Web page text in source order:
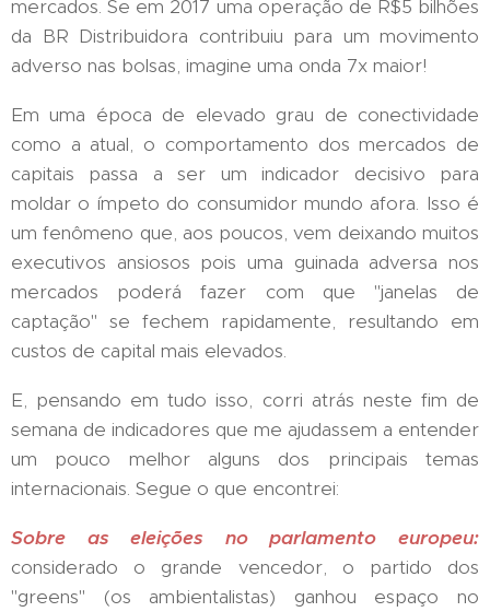
mercados. Se em 2017 uma operação de R$5 bilhões
da BR Distribuidora contribuiu para um movimento
adverso nas bolsas, imagine uma onda 7x maior!
Em uma época de elevado grau de conectividade
como a atual, o comportamento dos mercados de
capitais passa a ser um indicador decisivo para
moldar o ímpeto do consumidor mundo afora. Isso é
um fenômeno que, aos poucos, vem deixando muitos
executivos ansiosos pois uma guinada adversa nos
mercados poderá fazer com que "janelas de
captação" se fechem rapidamente, resultando em
custos de capital mais elevados.
E, pensando em tudo isso, corri atrás neste fim de
semana de indicadores que me ajudassem a entender
um pouco melhor alguns dos principais temas
internacionais. Segue o que encontrei:
Sobre as eleições no parlamento europeu:
considerado o grande vencedor, o partido dos
"greens" (os ambientalistas) ganhou espaço no